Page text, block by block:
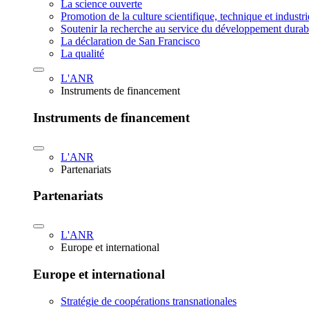
La science ouverte
Promotion de la culture scientifique, technique et
Soutenir la recherche au service du développement
La déclaration de San Francisco
La qualité
L'ANR
Instruments de financement
Instruments de financement
L'ANR
Partenariats
Partenariats
L'ANR
Europe et international
Europe et international
Stratégie de coopérations transnationales